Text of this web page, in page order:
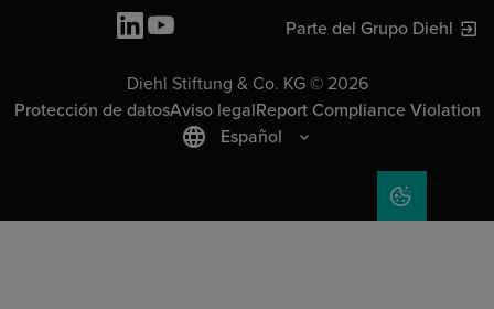
Parte del Grupo Diehl
Diehl Stiftung & Co. KG © 2026
Protección de datosAviso legalReport Compliance Violation
Español
COOKIE